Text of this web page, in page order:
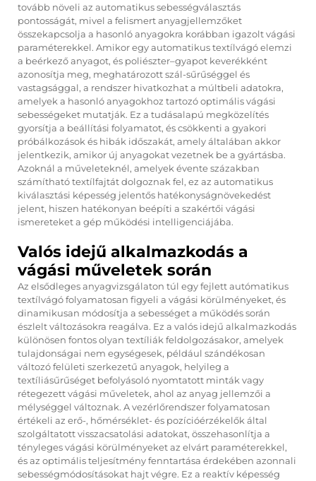
tovább növeli az automatikus sebességválasztás
pontosságát, mivel a felismert anyagjellemzőket
összekapcsolja a hasonló anyagokra korábban igazolt vágási
paraméterekkel. Amikor egy automatikus textílvágó elemzi
a beérkező anyagot, és poliészter–gyapot keverékként
azonosítja meg, meghatározott szál-sűrűséggel és
vastagsággal, a rendszer hivatkozhat a múltbeli adatokra,
amelyek a hasonló anyagokhoz tartozó optimális vágási
sebességeket mutatják. Ez a tudásalapú megközelítés
gyorsítja a beállítási folyamatot, és csökkenti a gyakori
próbálkozások és hibák időszakát, amely általában akkor
jelentkezik, amikor új anyagokat vezetnek be a gyártásba.
Azoknál a műveleteknél, amelyek évente százakban
számítható textílfajtát dolgoznak fel, ez az automatikus
kiválasztási képesség jelentős hatékonyságnövekedést
jelent, hiszen hatékonyan beépíti a szakértői vágási
ismereteket a gép működési intelligenciájába.
Valós idejű alkalmazkodás a
vágási műveletek során
Az elsődleges anyagvizsgálaton túl egy fejlett autómatikus
textílvágó folyamatosan figyeli a vágási körülményeket, és
dinamikusan módosítja a sebességet a működés során
észlelt változásokra reagálva. Ez a valós idejű alkalmazkodás
különösen fontos olyan textíliák feldolgozásakor, amelyek
tulajdonságai nem egységesek, például szándékosan
változó felületi szerkezetű anyagok, helyileg a
textíliásűrűséget befolyásoló nyomtatott minták vagy
rétegezett vágási műveletek, ahol az anyag jellemzői a
mélységgel változnak. A vezérlőrendszer folyamatosan
értékeli az erő-, hőmérséklet- és pozícióérzékelők által
szolgáltatott visszacsatolási adatokat, összehasonlítja a
tényleges vágási körülményeket az elvárt paraméterekkel,
és az optimális teljesítmény fenntartása érdekében azonnali
sebességmódosításokat hajt végre. Ez a reaktív képesség